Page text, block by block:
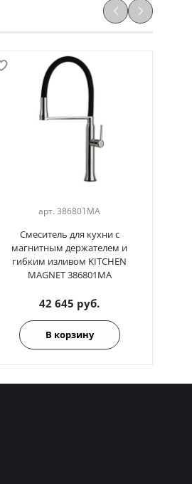
арт.386801MA
Смеситель для кухни с
магнитным держателем и
гибким изливом KITCHEN
MAGNET 386801MA
42 645 руб.
В корзину